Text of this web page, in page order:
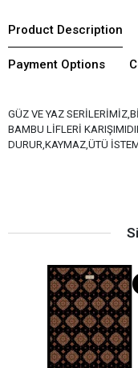
Product Description
Payment Options
GÜZ VE YAZ
BAMBU LİFLERİ
DURUR,KAYMAZ,ÜTÜ